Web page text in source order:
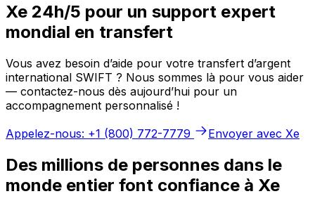
Xe 24h/5 pour un support expert
mondial en transfert
Vous avez besoin d’aide pour votre transfert d’argent
international SWIFT ? Nous sommes là pour vous aider
— contactez-nous dès aujourd’hui pour un
accompagnement personnalisé !
Appelez-nous: +1 (800) 772-7779
Envoyer avec Xe
Des millions de personnes dans le
monde entier font confiance à Xe